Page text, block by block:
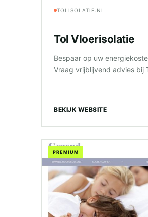
TOLISOLATIE.NL
Tol Vloerisolatie
Bespaar op uw
Vraag vrijblijvend advies bij
BEKIJK WEBSITE
PREMIUM